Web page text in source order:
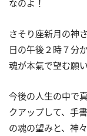
なのよ！
さそり座新月の神
日の午後２時７分
魂が本氣で望む願
今後の人生の中で
クアップして、手
の魂の望みと、神